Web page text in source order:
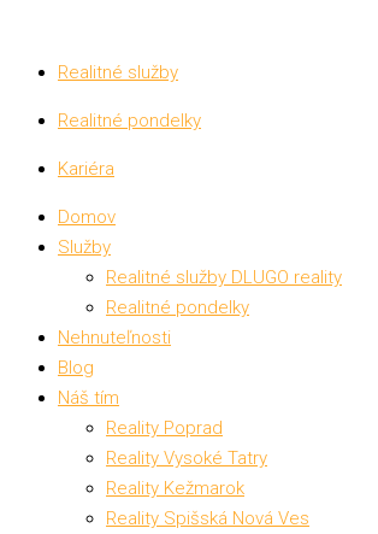
Realitné služby
Realitné pondelky
Kariéra
Domov
Služby
Realitné služby DLUGO reality
Realitné pondelky
Nehnuteľnosti
Blog
Náš tím
Reality Poprad
Reality Vysoké Tatry
Reality Kežmarok
Reality Spišská Nová Ves